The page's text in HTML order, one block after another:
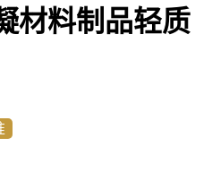
材料制品轻质